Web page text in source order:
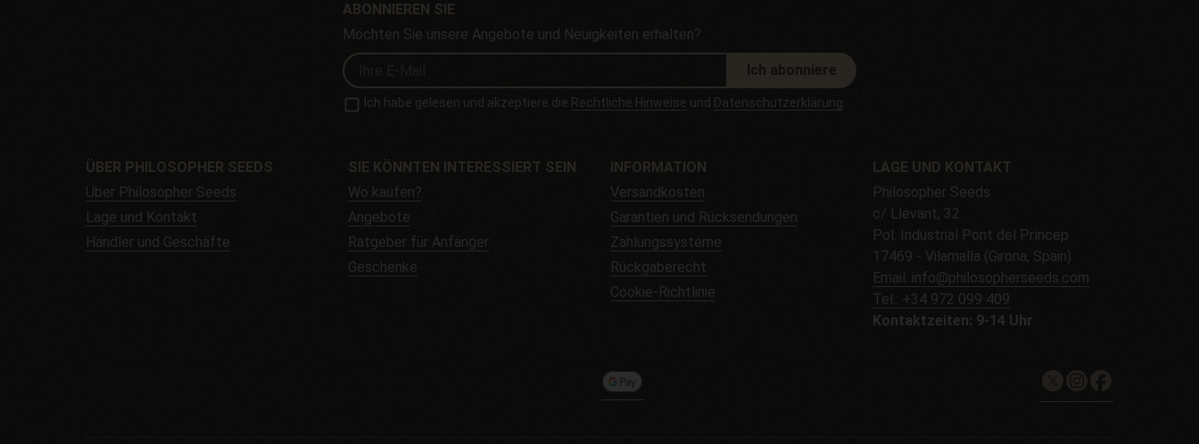
ABONNIEREN SIE
Möchten Sie unsere Angebote und Neuigkeiten erhalten?
Ich abonniere
Ich habe gelesen und akzeptiere die Rechtliche Hinweise und Datenschutzerklärung
ÜBER PHILOSOPHER SEEDS
Über Philosopher Seeds
Lage und Kontakt
Händler und Geschäfte
SIE KÖNNTEN INTERESSIERT SEIN
Wo kaufen?
Angebote
Ratgeber für Anfänger
Geschenke
INFORMATION
Versandkosten
Garantien und Rücksendungen
Zahlungssysteme
Rückgaberecht
Cookie-Richtlinie
LAGE UND KONTAKT
Philosopher Seeds
c/ Llevant, 32
Pol. Industrial Pont del Príncep
17469 - Vilamalla (Girona, Spain)
Email: info@philosopherseeds.com
Tel.: +34 972 099 409
Kontaktzeiten: 9-14 Uhr